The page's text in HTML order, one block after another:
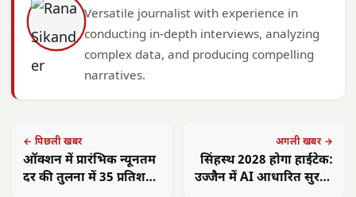
Versatile journalist with experience in
conducting in-depth interviews, analyzing
complex data, and producing compelling
narratives.
← पिछली खबर
ऑक्शन में प्रारंभिक न्यूनतम
दर की तुलना में 35 प्रतिशत
अगली खबर →
सिंहस्थ 2028 होगा हाईटेक:
उज्जैन में AI आधारित सुरक्षा